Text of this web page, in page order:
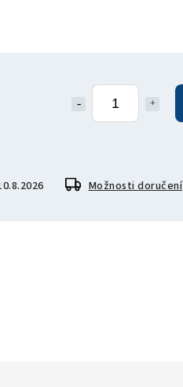
Možnosti doručení